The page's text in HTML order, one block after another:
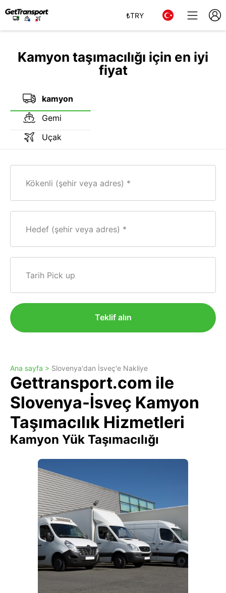
₺TRY
Kamyon taşımacılığı için en iyi
fiyat
kamyon
Gemi
Uçak
Kökenli (şehir veya adres)
Hedef (şehir veya adres)
Tarih Pick up
Teklif alın
Ana sayfa > Slovenya'dan İsveç'e Nakliye
Gettransport.com ile
Slovenya-İsveç Kamyon
Taşımacılık Hizmetleri
Kamyon Yük Taşımacılığı